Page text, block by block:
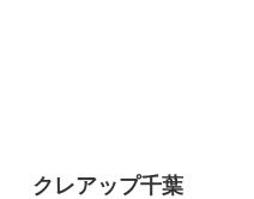
クレアップ千葉